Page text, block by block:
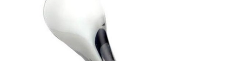
Forniture per Hotel e Ristoranti
Posate Salvinelli